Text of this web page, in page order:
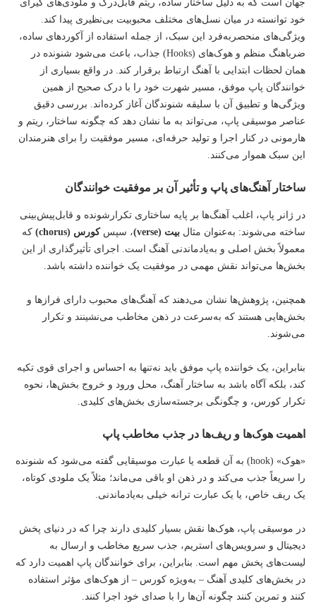
جهان است که به دلیل ساختار ساده، ریتم قابل‌درک و ملودی‌های گیرای
خود توانسته در میان نسل‌های مختلف محبوبیت بی‌نظیری پیدا کند.
ویژگی‌های منحصربه‌فرد این سبک، از جمله استفاده از آکوردهای ساده،
ضرباهنگ منظم و هوک‌های (Hooks) جذاب، باعث می‌شود شنونده در
همان لحظات ابتدایی با آهنگ ارتباط برقرار کند. در واقع بسیاری از
خوانندگان پاپ موفق، مسیر شهرت خود را با درک صحیح از همین
ویژگی‌ها و تطبیق آن با سلیقه شنوندگان آغاز کرده‌اند. بررسی دقیق
عناصر موسیقی پاپ، می‌تواند به ما نشان دهد که چگونه ساختار، ریتم و
هارمونی در کنار اجرا و تولید حرفه‌ای، مسیر موفقیت را برای هنرمندان
این سبک هموار می‌کنند.
ساختار آهنگ‌های پاپ و تأثیر آن بر موفقیت خوانندگان
در ژانر پاپ، اغلب آهنگ‌ها بر پایه ساختاری تکرارشونده و قابل‌پیش‌بینی
ساخته می‌شوند: به‌عنوان مثال بیت (verse) ، سپسکورس (chorus)
که
معمولاً بخش اصلی و به‌یادماندنی آهنگ است. اجرای تأثیرگذاری از این
بخش‌ها می‌تواند نقش مهمی در موفقیت یک خواننده داشته باشد.
همچنین، پژوهش‌ها نشان می‌دهند که آهنگ‌های محبوب دارای فرازها و
بخش‌هایی هستند که به‌سرعت در ذهن مخاطب می‌نشینند و تکرار
می‌شوند.
بنابراین، یک خواننده پاپ موفق باید نه‌تنها به احساس و اجرای قوی تکیه
کند، بلکه آگاه باشد به ساختار آهنگ، محل ورود و خروج بخش‌ها، نحوه
تکرار کورس، و چگونگی برجسته‌سازی بخش‌های کلیدی.
اهمیت هوک‌ها و ریف‌ها در جذب مخاطب پاپ
«هوک» (hook) به آن قطعه یا عبارت موسیقایی گفته می‌شود که شنونده
را سریعاً جذب می‌کند و در ذهن او باقی می‌ماند؛ مثلاً یک ملودی کوتاه،
یک ریف خاص، یا یک عبارت ترانه خیلی به‌یادماندنی.
در موسیقی پاپ، هوک‌ها نقش بسیار کلیدی دارند چرا که در دنیای پخش
دیجیتال و سرویس‌های استریم، جذب سریع مخاطب و ارسال به
لیست‌های پخش مهم است. بنابراین، برای خوانندگان پاپ اهمیت دارد که
در بخش‌های کلیدی آهنگ – به‌ویژه کورس – از هوک‌های مؤثر استفاده
کنند و تمرین کنند چگونه آن‌ها را با صدای خود اجرا کنند.